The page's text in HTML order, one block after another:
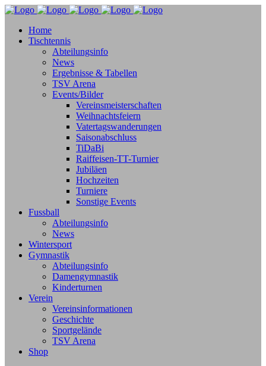
Home
Tischtennis
Abteilungsinfo
News
Ergebnisse & Tabellen
TSV Arena
Events/Bilder
Vereinsmeisterschaften
Weihnachtsfeiern
Vatertagswanderungen
Saisonabschluss
TiDaBi
Raiffeisen-TT-Turnier
Jubiläen
Hochzeiten
Turniere
Sonstige Events
Fussball
Abteilungsinfo
News
Wintersport
Gymnastik
Abteilungsinfo
Damengymnastik
Kinderturnen
Verein
Vereinsinformationen
Geschichte
Sportgelände
TSV Arena
Shop